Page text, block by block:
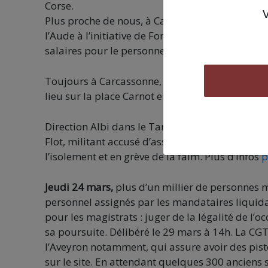
Corse.
Plus proche de nous, à Carcassonne, un
l’Aude à l’initiative de Force Ouvrière
salaires pour le personnel.
Toujours à Carcassonne, un rassemblement
lieu sur la place Carnot en fin d’après-midi.
Direction Albi dans le Tarn cette fois-ci, où
Flot, militant accusé d’association de
l’isolement et en grève de la faim. Plus d’infos
Jeudi 24 mars, plus d’un millier de personnes
personnel assignés par les mandataires
pour les magistrats : juger de la légalité de
sa poursuite. Délibéré le 29 mars à 14h. La
l’Aveyron notamment, qui assure avoir des
sur le site. En attendant quelques 300